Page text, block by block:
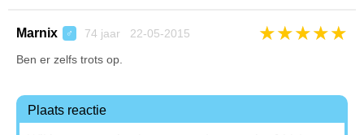
Marnix ♂ 74 jaar 22-05-2015 ★★★★★
Ben er zelfs trots op.
Plaats reactie